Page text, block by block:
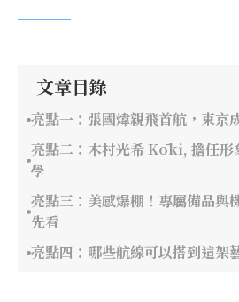
文章目錄
亮點一：張國煒親飛首航，東京
亮點二：木村光希 Kōki, 擔任形
學
亮點三：美感爆棚！專屬備品與
先看
亮點四：哪些航線可以搭到這架